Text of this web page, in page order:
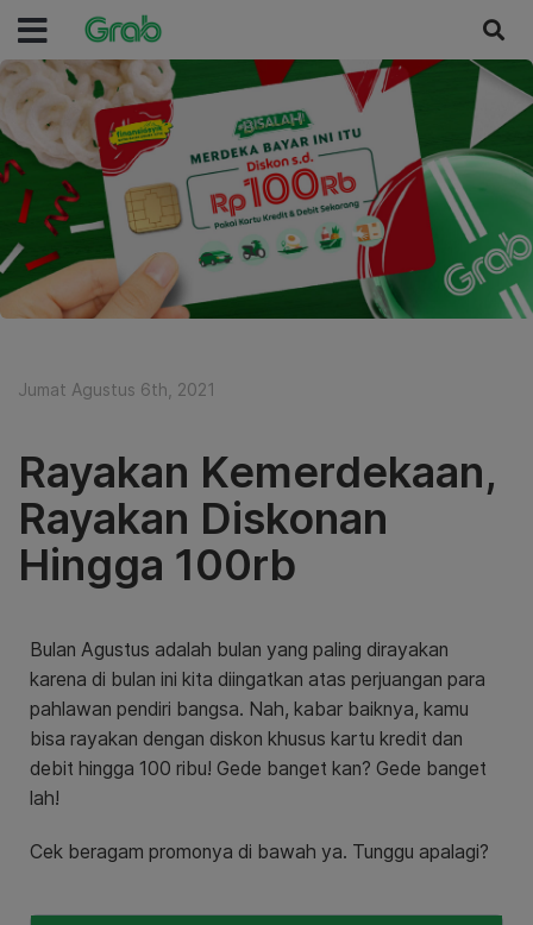
Jumat Agustus 6th, 2021
Rayakan Kemerdekaan,
Rayakan Diskonan
Hingga 100rb
Bulan Agustus adalah bulan yang paling dirayakan
karena di bulan ini kita diingatkan atas perjuangan para
pahlawan pendiri bangsa. Nah, kabar baiknya, kamu
bisa rayakan dengan diskon khusus kartu kredit dan
debit hingga 100 ribu! Gede banget kan? Gede banget
lah!
Cek beragam promonya di bawah ya. Tunggu apalagi?